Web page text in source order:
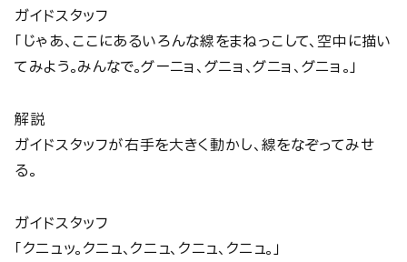
ガイドスタッフ
「じゃあ、ここにあるいろんな線をまねっこして、空中に描い
てみよう。みんなで。グーニョ、グニョ、グニョ、グニョ。」
解説
ガイドスタッフが右手を大きく動かし、線をなぞってみせ
る。
ガイドスタッフ
「クニュッ。クニュ、クニュ、クニュ、クニュ。」